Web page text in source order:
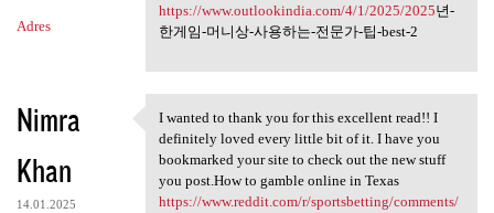
Adres
https://www.outlookindia.com/4/1/2025/2025년-
한게임-머니상-사용하는-전문가-팁-best-2
Nimra
Khan
14.01.2025
I wanted to thank you for
I wanted to thank you for this excellent read!! I
definitely loved every little bit of it. I have you
bookmarked your site to check out the new stuff
you post.How to gamble online in Texas
https://www.reddit.com/r/sportsbetting/comments/